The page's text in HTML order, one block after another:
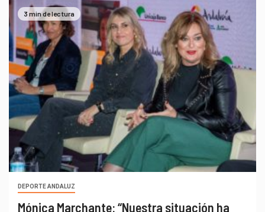
3 min de lectura
DEPORTE ANDALUZ
Mónica Marchante: “Nuestra situación ha